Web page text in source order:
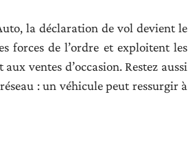
la déclaration de vol devient le
forces de l’ordre et exploitent les
ventes d’occasion. Restez aussi
: un véhicule peut ressurgir à